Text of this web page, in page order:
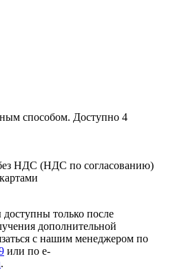
способом. Доступно 4
НДС (НДС по согласованию)
только после
дополнительной
с нашим менеджером по
или по e-
.